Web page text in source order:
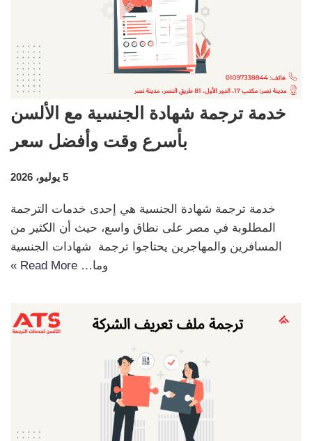
خدمة ترجمة شهادة الجنسية مع الألسن
بأسرع وقت وأفضل سعر
5 يوليو، 2026
خدمة ترجمة شهادة الجنسية هي إحدى خدمات الترجمة
المطلوبة في مصر على نطاق واسع، حيث أن الكثير من
المسافرين والمهاجرين يحتاجوا ترجمة شهادات الجنسية
وما… Read More »